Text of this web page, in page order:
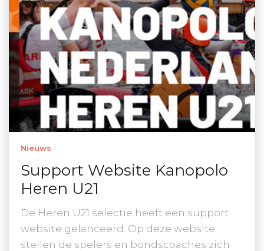
Nieuws
Support Website Kanopolo
Heren U21
De Heren U21 selectie heeft een support
website gelanceerd. Op deze website
stellen de spelers en bondscoaches zich